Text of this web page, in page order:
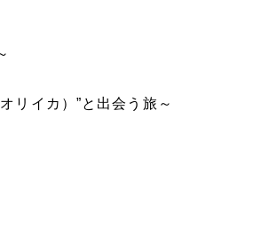
リイカ）”と出会う旅～